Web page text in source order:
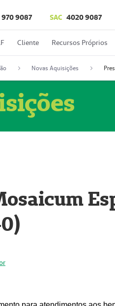
9087 SAC 4020 9087
Cliente Recursos Próprios
Novas Aquisições